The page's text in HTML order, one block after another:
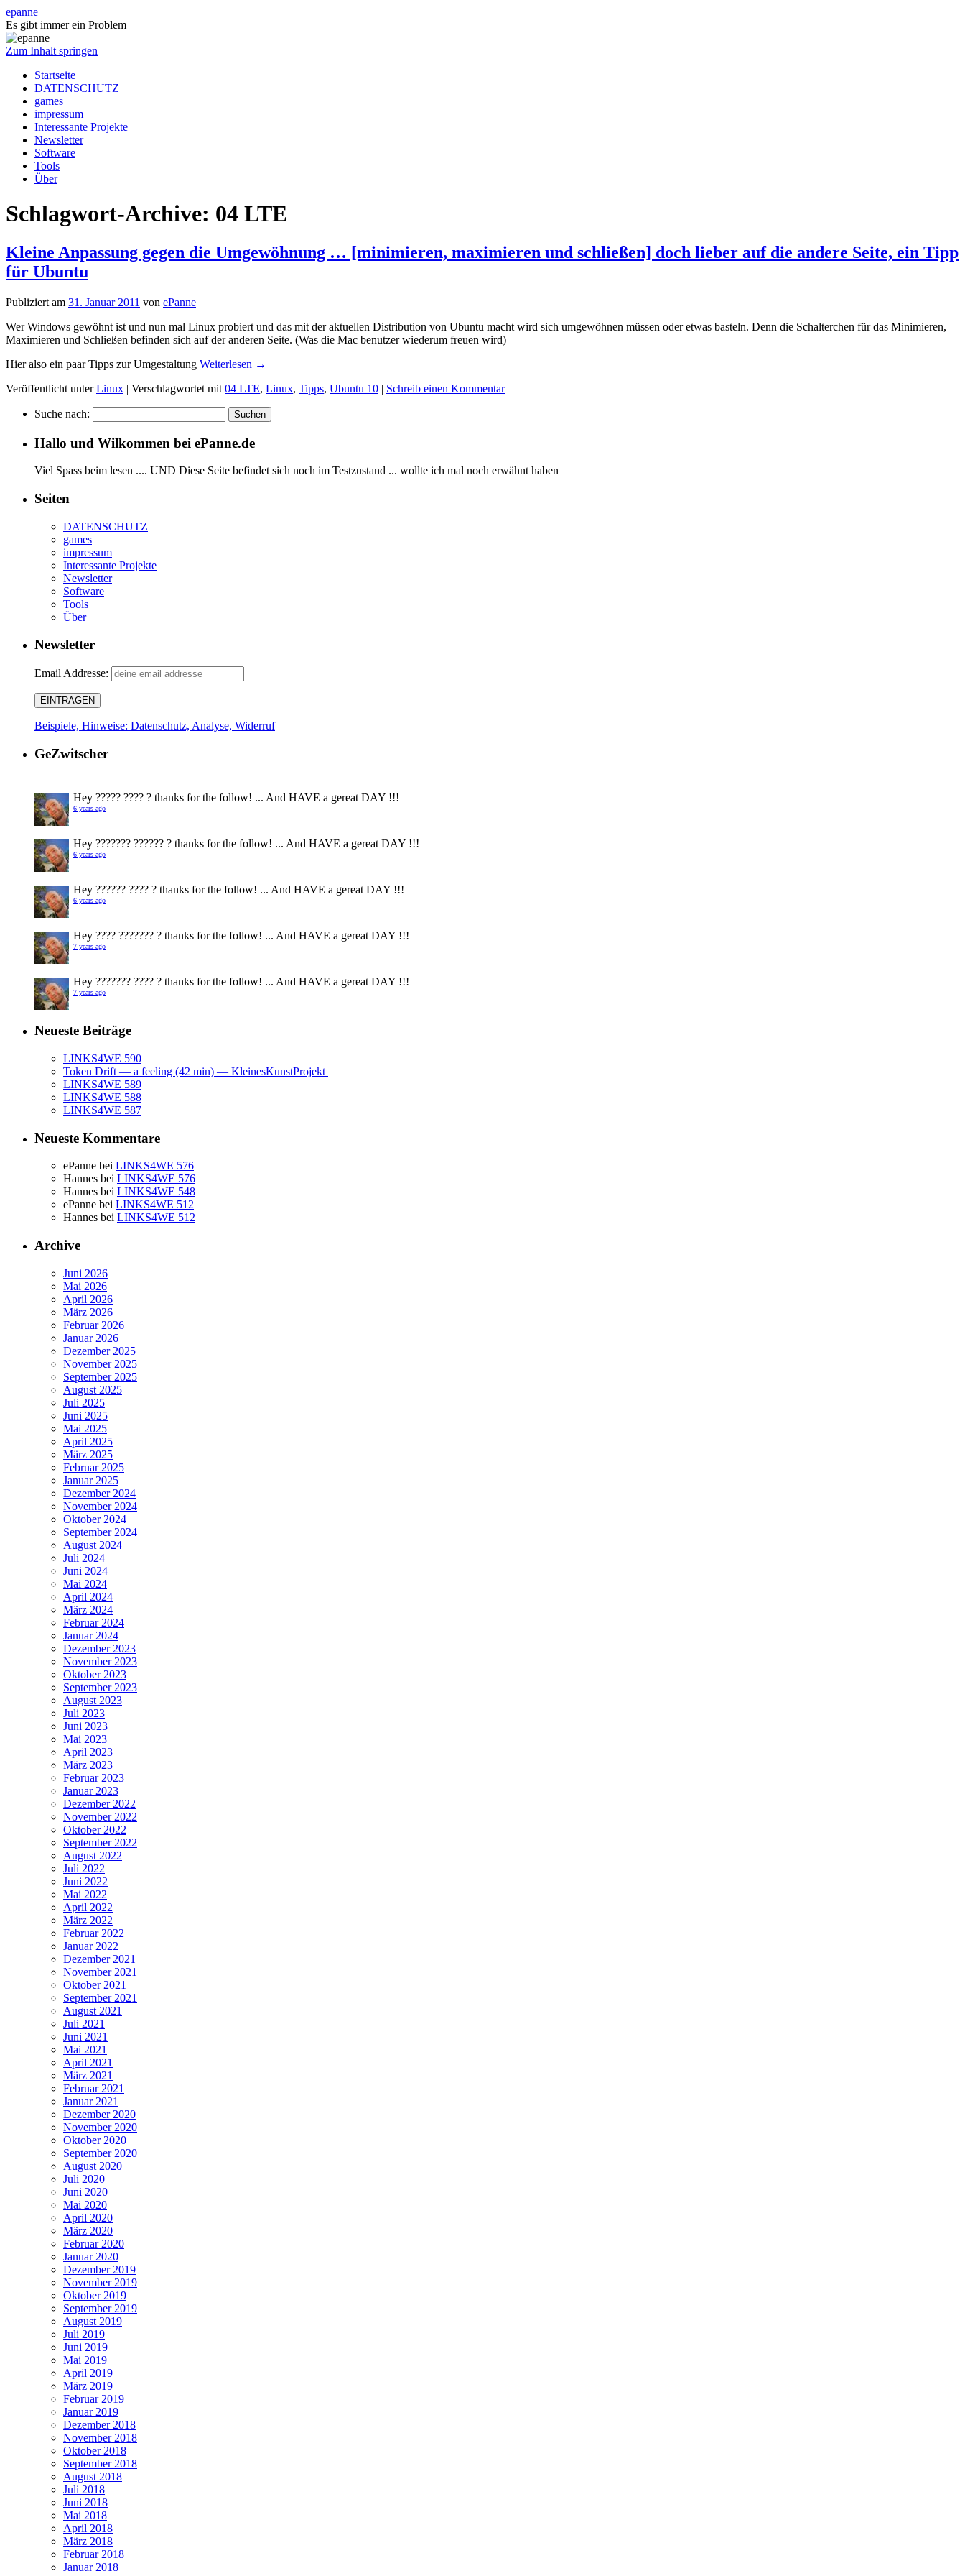
epanne
Es gibt immer ein Problem
Zum Inhalt springen
Startseite
DATENSCHUTZ
games
impressum
Interessante Projekte
Newsletter
Software
Tools
Über
Schlagwort-Archive: 04 LTE
Kleine Anpassung gegen die Umgewöhnung … [minimieren, maximieren und schließen] doch lieber auf die andere Seite, ein Tipp
für Ubuntu
Publiziert am 31. Januar 2011 von ePanne
Wer Windows gewöhnt ist und nun mal Linux probiert und das mit der aktuellen Distribution von Ubuntu macht wird sich umgewöhnen müssen oder etwas basteln. Denn die Schalterchen für das Minimieren,
Maximieren und Schließen befinden sich auf der anderen Seite. (Was die Mac benutzer wiederum freuen wird)
Hier also ein paar Tipps zur Umgestaltung Weiterlesen →
Veröffentlicht unter Linux | Verschlagwortet mit 04 LTE, Linux, Tipps, Ubuntu 10 | Schreib einen Kommentar
Suche nach:
Hallo und Wilkommen bei ePanne.de
Viel Spass beim lesen .... UND Diese Seite befindet sich noch im Testzustand ... wollte ich mal noch erwähnt haben
Seiten
DATENSCHUTZ
games
impressum
Interessante Projekte
Newsletter
Software
Tools
Über
Newsletter
Email Addresse:
Beispiele, Hinweise: Datenschutz, Analyse, Widerruf
GeZwitscher
Hey ????? ???? ? thanks for the follow! ... And HAVE a gereat DAY !!!
6 years ago
Hey ??????? ?????? ? thanks for the follow! ... And HAVE a gereat DAY !!!
6 years ago
Hey ?????? ???? ? thanks for the follow! ... And HAVE a gereat DAY !!!
6 years ago
Hey ???? ??????? ? thanks for the follow! ... And HAVE a gereat DAY !!!
7 years ago
Hey ??????? ???? ? thanks for the follow! ... And HAVE a gereat DAY !!!
7 years ago
Neueste Beiträge
LINKS4WE 590
Token Drift — a feeling (42 min) — KleinesKunstProjekt
LINKS4WE 589
LINKS4WE 588
LINKS4WE 587
Neueste Kommentare
ePanne bei LINKS4WE 576
Hannes bei LINKS4WE 576
Hannes bei LINKS4WE 548
ePanne bei LINKS4WE 512
Hannes bei LINKS4WE 512
Archive
Juni 2026
Mai 2026
April 2026
März 2026
Februar 2026
Januar 2026
Dezember 2025
November 2025
September 2025
August 2025
Juli 2025
Juni 2025
Mai 2025
April 2025
März 2025
Februar 2025
Januar 2025
Dezember 2024
November 2024
Oktober 2024
September 2024
August 2024
Juli 2024
Juni 2024
Mai 2024
April 2024
März 2024
Februar 2024
Januar 2024
Dezember 2023
November 2023
Oktober 2023
September 2023
August 2023
Juli 2023
Juni 2023
Mai 2023
April 2023
März 2023
Februar 2023
Januar 2023
Dezember 2022
November 2022
Oktober 2022
September 2022
August 2022
Juli 2022
Juni 2022
Mai 2022
April 2022
März 2022
Februar 2022
Januar 2022
Dezember 2021
November 2021
Oktober 2021
September 2021
August 2021
Juli 2021
Juni 2021
Mai 2021
April 2021
März 2021
Februar 2021
Januar 2021
Dezember 2020
November 2020
Oktober 2020
September 2020
August 2020
Juli 2020
Juni 2020
Mai 2020
April 2020
März 2020
Februar 2020
Januar 2020
Dezember 2019
November 2019
Oktober 2019
September 2019
August 2019
Juli 2019
Juni 2019
Mai 2019
April 2019
März 2019
Februar 2019
Januar 2019
Dezember 2018
November 2018
Oktober 2018
September 2018
August 2018
Juli 2018
Juni 2018
Mai 2018
April 2018
März 2018
Februar 2018
Januar 2018